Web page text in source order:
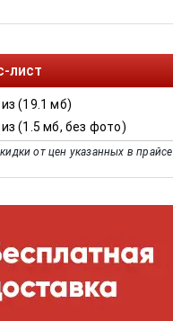
лист
(19.1 мб)
(1.5 мб, без фото)
от цен указанных в прайсе